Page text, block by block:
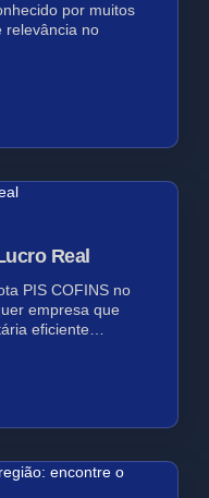
por muitos
relevância no
Real
PIS COFINS no
empresa que
eficiente…